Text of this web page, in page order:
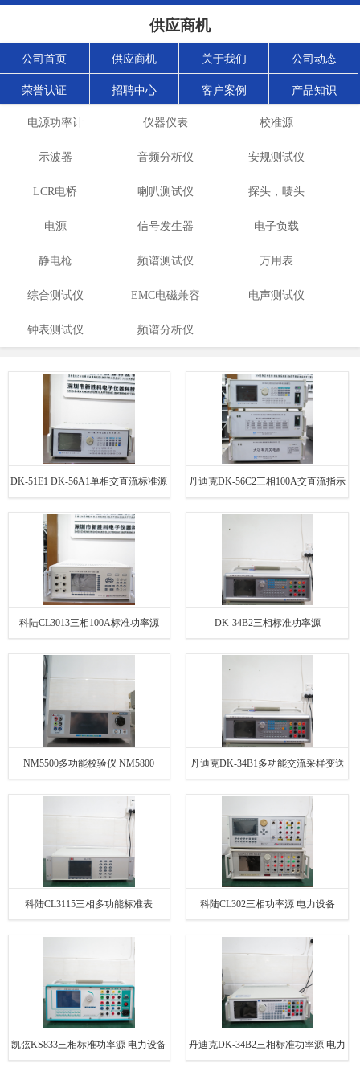
供应商机
公司首页 供应商机 关于我们 公司动态
荣誉认证 招聘中心 客户案例 产品知识
电源功率计 仪器仪表 校准源
示波器 音频分析仪 安规测试仪
LCR电桥 喇叭测试仪 探头，唛头
电源 信号发生器 电子负载
静电枪 频谱测试仪 万用表
综合测试仪 EMC电磁兼容 电声测试仪
钟表测试仪 频谱分析仪
DK-51E1 DK-56A1单相交直流标准源 丹迪克DK-56C2三相100A交直流指示
仪表检定装置
科陆CL3013三相100A标准功率源 DK-34B2三相标准功率源
NM5500多功能校验仪 NM5800 丹迪克DK-34B1多功能交流采样变送
器检定装置
科陆CL3115三相多功能标准表 科陆CL302三相功率源 电力设备
凯弦KS833三相标准功率源 电力设备 丹迪克DK-34B2三相标准功率源 电力